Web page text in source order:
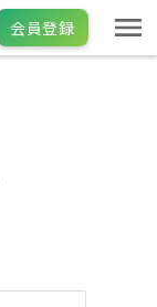
会員登録